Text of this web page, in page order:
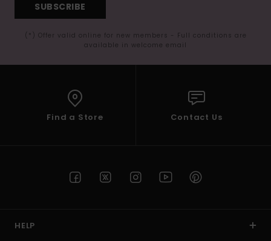
SUBSCRIBE
(*) Offer valid online for new members - Full conditions are
available in welcome email
Find a Store Contact Us
HELP